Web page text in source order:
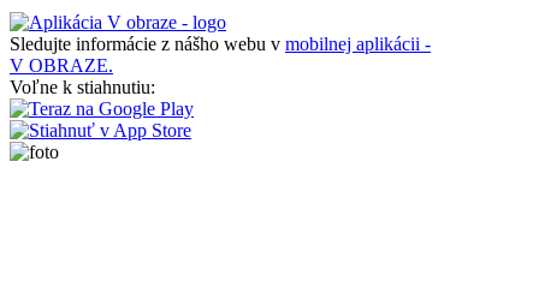
Sledujte informácie z nášho webu v mobilnej aplikácii -
V OBRAZE.
Voľne k stiahnutiu: